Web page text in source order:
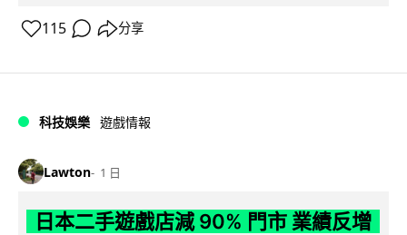
115 分享
科技娛樂 遊戲情報
Lawton 1 日
日本二手遊戲店減 90% 門市 業績反增